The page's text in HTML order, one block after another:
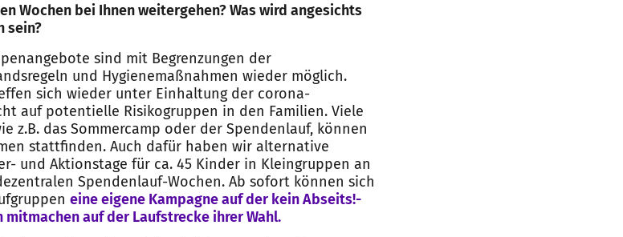
Wochen bei Ihnen weitergehen? Was wird angesichts
sein?
sind mit Begrenzungen der
und Hygienemaßnahmen wieder möglich.
sich wieder unter Einhaltung der corona-
auf potentielle Risikogruppen in den Familien. Viele
z.B. das Sommercamp oder der Spendenlauf, können
stattfinden. Auch dafür haben wir alternative
und Aktionstage für ca. 45 Kinder in Kleingruppen an
Spendenlauf-Wochen. Ab sofort können sich
eine eigene Kampagne auf der kein Abseits!-
auf der Laufstrecke ihrer Wahl.